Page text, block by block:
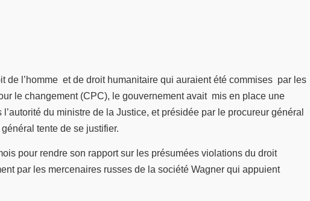
de l’homme et de droit humanitaire qui auraient été commises par les
le changement (CPC), le gouvernement avait mis en place une
du ministre de la Justice, et présidée par le procureur général
tente de se justifier.
pour rendre son rapport sur les présumées violations du droit
par les mercenaires russes de la société Wagner qui appuient